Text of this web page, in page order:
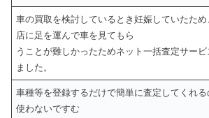
車の買取を検討しているとき妊娠していたため
店に足を運んで車を見てもら
うことが難しかったためネット一括査定サービ
ました。
車種等を登録するだけで簡単に査定してくれる
使わないですむ